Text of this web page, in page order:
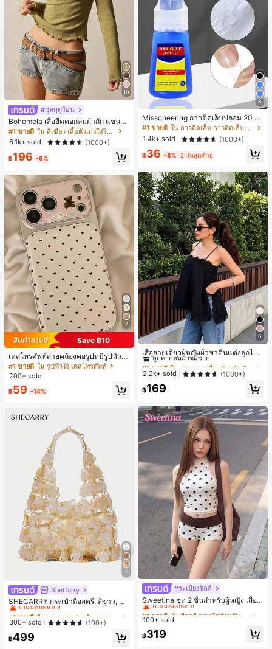
10
#ชุดฤดูร้อน
Bohemela เสื้อยืดคอกลมผ้าถัก แขนยา
ว สีเรียบ ใช้งานทั่วไป สำหรับผู้หญิง
#1 ขายดี
ใน สีเขียว เสื้อตัวเก่งใส่ได้ทุกวัน
6.1k+ sold
(1000+)
฿196 -6%
7
Save ฿10
เคสโทรศัพท์สายคล้องคอรูปหมีรูปหัวใจ
สำหรับ 17 Pro Max สไตล์มินิมอลเกาห
ลีสำหรับผู้หญิง ใช้ได้กับ 16/15/14 Pro
#1 ขายดี ใน รูปหัวใจ เคสโทรศัพท์
200+ sold
฿59 -14%
5
SheCarry
SHECARRY กระเป๋าถือสตรี, สีขาว, แฟ
ชั่น, สง่างาม, วันหยุด, งานปาร์ตี้
#1 ขายดี
เกือบหมดแล้ว!
#1 ขายดี
เกือบหมดแล้ว!
#1 ขายดี
เกือบหมดแล้ว!
#1 ขายดี
ใน บรรยากาศฤดูร้อน กระเป๋าหูหิ้วด้านบนผู้หญิง
เกือบหมดแล้ว!
300+ sold (100+)
฿499
6
Misscheering กาวติดเล็บปลอม 20 กรั
ม แรงยึดสูง เจลสติกเกอร์เล็บนุ่ม แห้งเร็
ว เหมาะสำหรับผู้เริ่มต้นทำเล็บ ติดทนน
าน
#1 ขายดี
ใน กาวติดเล็บ กาวติดเล็บและสารยึดติด
1.4k+ sold
(1000+)
฿36 -8% 2 วันสุดท้าย
6
เสื้อสายเดี่ยวผู้หญิงผ้าซาตินแต่งลูกไม้
- เสื้อสายเดี่ยวฤดูร้อนสีขากีมีรอยผ่าด้า
นข้างที่น่าดึงดูด ลำลองสีดำ สำหรับเธอ
#1 ขายดี
ใน ชายหาด เสื้อกล้ามผู้หญิง & Camis
ลูกค้ากลับมาซื้อซ้ำ!
#1 ขายดี
ลูกค้ากลับมาซื้อซ้ำ!
#1 ขายดี
ลูกค้ากลับมาซื้อซ้ำ!
#1 ขายดี
ใน ชายหาด เสื้อกล้ามผู้หญิง & Camis
ลูกค้ากลับมาซื้อซ้ำ!
2.2k+ sold (1000+)
฿169
#ระเบียงชิลล์
Sweetina ชุด 2 ชิ้นสำหรับผู้หญิง เสื้อก
ล้ามเข้ารูปพิมพ์ลายจุดสีบล็อกหลังเปิด
และกางเกงขาสั้นเอวพับ
#1 ขายดี
เกือบหมดแล้ว!
#1 ขายดี
เกือบหมดแล้ว!
#1 ขายดี
เกือบหมดแล้ว!
#1 ขายดี
100+ sold
฿319